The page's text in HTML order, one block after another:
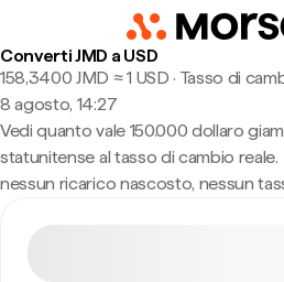
Converti JMD a USD
158,3400 JMD ≈ 1 USD · Tasso di
8 agosto, 14:27
Vedi quanto vale 150.000 dollaro
statunitense al tasso di cambio
nessun ricarico nascosto, nessun